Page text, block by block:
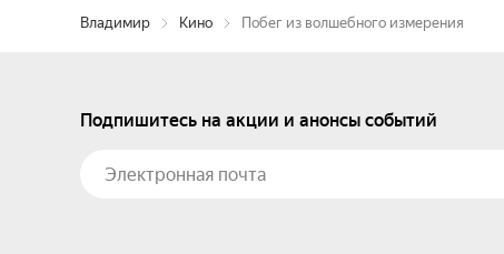
Владимир Кино Побег из волшебного измерения
Подпишитесь на акции и анонсы событий